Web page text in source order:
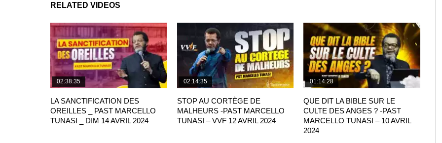
RELATED VIDEOS
02:38:35
LA SANCTIFICATION DES
OREILLES _ PAST MARCELLO
TUNASI _ DIM 14 AVRIL 2024
02:14:35
STOP AU CORTÈGE DE
MALHEURS -PAST MARCELLO
TUNASI – VVF 12 AVRIL 2024
01:14:28
QUE DIT LA BIBLE SUR LE
CULTE DES ANGES ? -PAST
MARCELLO TUNASI – 10 AVRIL
2024